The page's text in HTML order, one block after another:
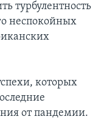
турбулентность
неспокойных
которых
от пандемии.